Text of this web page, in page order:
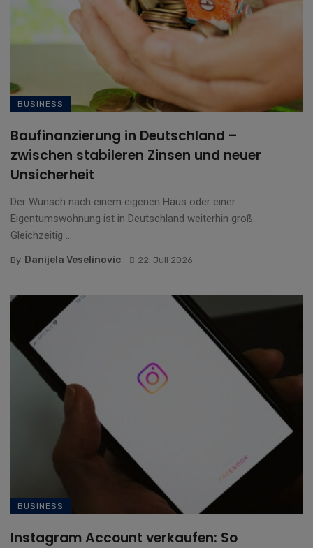
BUSINESS
Baufinanzierung in Deutschland –
zwischen stabileren Zinsen und neuer
Unsicherheit
Der Wunsch nach einem eigenen Haus oder einer
Eigentumswohnung ist in Deutschland weiterhin groß.
Gleichzeitig ...
By Danijela Veselinovic 22. Juli 2026
BUSINESS
Instagram Account verkaufen: So